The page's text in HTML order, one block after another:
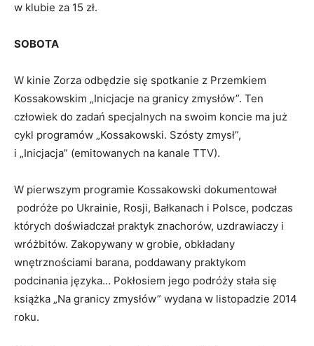
w klubie za 15 zł.
SOBOTA
W kinie Zorza odbędzie się spotkanie z Przemkiem
Kossakowskim „Inicjacje na granicy zmysłów”. Ten
człowiek do zadań specjalnych na swoim koncie ma już
cykl programów „Kossakowski. Szósty zmysł”,
i „Inicjacja” (emitowanych na kanale TTV).
W pierwszym programie Kossakowski dokumentował
podróże po Ukrainie, Rosji, Bałkanach i Polsce, podczas
których doświadczał praktyk znachorów, uzdrawiaczy i
wróżbitów. Zakopywany w grobie, obkładany
wnętrznościami barana, poddawany praktykom
podcinania języka… Pokłosiem jego podróży stała się
książka „Na granicy zmysłów” wydana w listopadzie 2014
roku.